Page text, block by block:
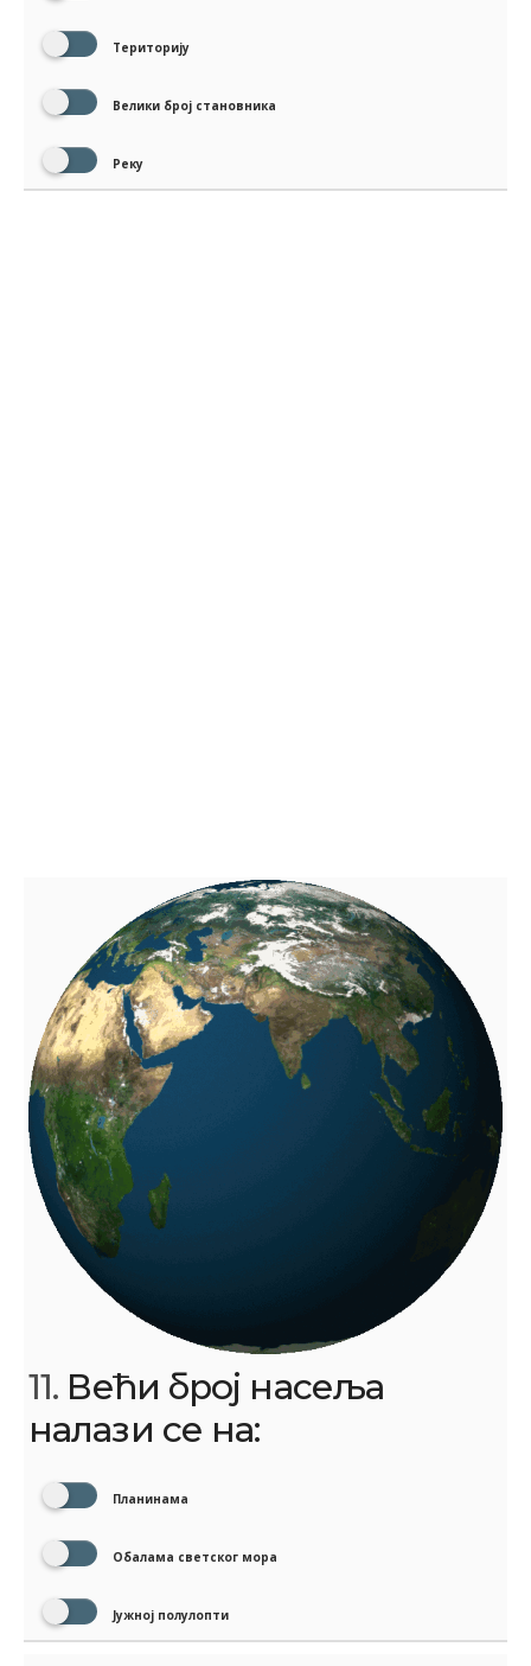
Територију
Велики број становника
Реку
11. Већи број насеља
налази се на:
Планинама
Обалама светског мора
Јужној полулопти